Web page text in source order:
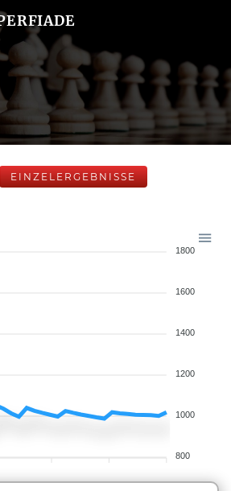
EINZELERGEBNISSE
1800
1600
1400
1200
1000
800